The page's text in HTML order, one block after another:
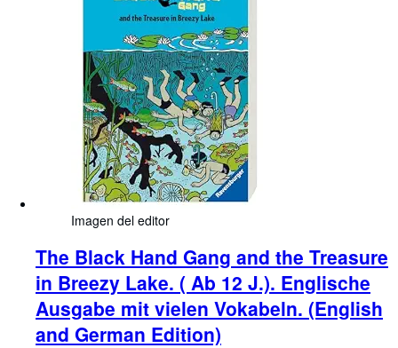
Imagen del editor
The Black Hand Gang and the Treasure
in Breezy Lake. ( Ab 12 J.). Englische
Ausgabe mit vielen Vokabeln. (English
and German Edition)